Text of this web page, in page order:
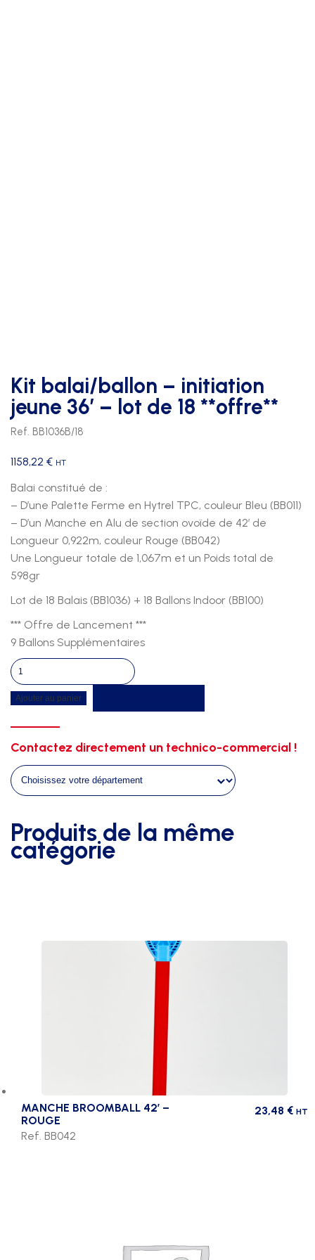
Kit balai/ballon – initiation
jeune 36′ – lot de 18 **offre**
Ref. BB1036B/18
1158,22 € HT
Balai constitué de :
– D’une Palette Ferme en Hytrel TPC, couleur Bleu (BB011)
– D’un Manche en Alu de section ovoïde de 42′ de
Longueur 0,922m, couleur Rouge (BB042)
Une Longueur totale de 1,067m et un Poids total de
598gr
Lot de 18 Balais (BB1036) + 18 Ballons Indoor (BB100)
*** Offre de Lancement ***
9 Ballons Supplémentaires
quantité
de
Kit
initiation
jeune
36'
lot
de
18
Ajouter au panier
Contactez directement un technico-commercial !
Produits de la même
catégorie
MANCHE BROOMBALL 42′ –
ROUGE
23,48 € HT
Ref. BB042